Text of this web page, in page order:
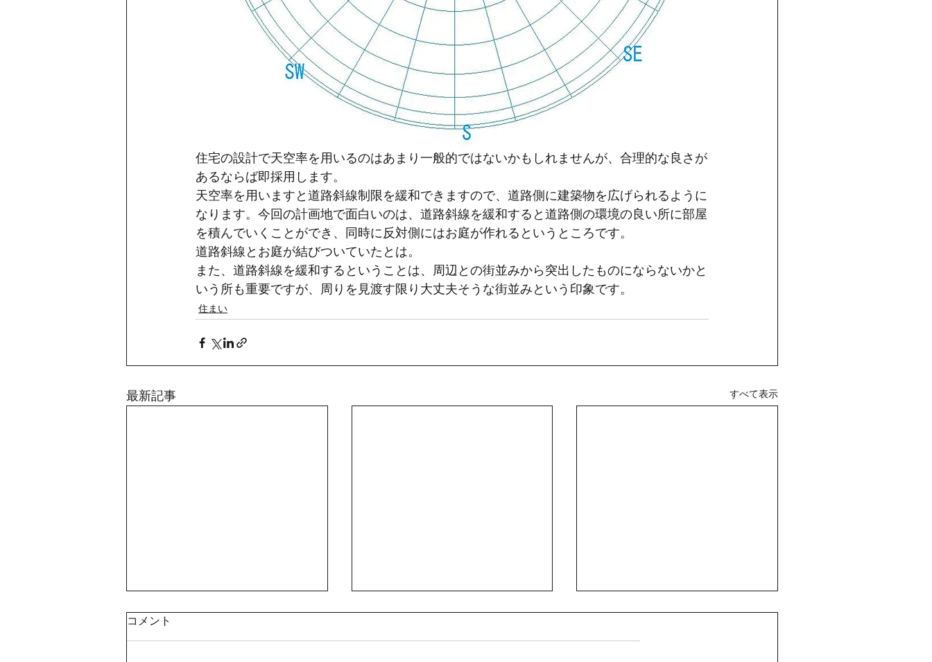
住宅の設計で天空率を用いるのはあまり一般的ではないかもしれませんが、合理的な良さが
あるならば即採用します。
天空率を用いますと道路斜線制限を緩和できますので、道路側に建築物を広げられるように
なります。今回の計画地で面白いのは、道路斜線を緩和すると道路側の環境の良い所に部屋
を積んでいくことができ、同時に反対側にはお庭が作れるというところです。
道路斜線とお庭が結びついていたとは。
また、道路斜線を緩和するということは、周辺との街並みから突出したものにならないかと
いう所も重要ですが、周りを見渡す限り大丈夫そうな街並みという印象です。
住まい
最新記事 すべて表示
コメント